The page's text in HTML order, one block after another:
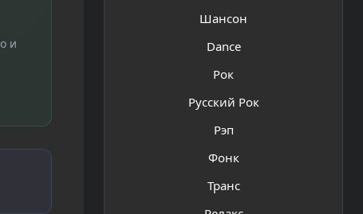
Шансон
Dance
Рок
Русский Рок
Рэп
Фонк
Транс
и